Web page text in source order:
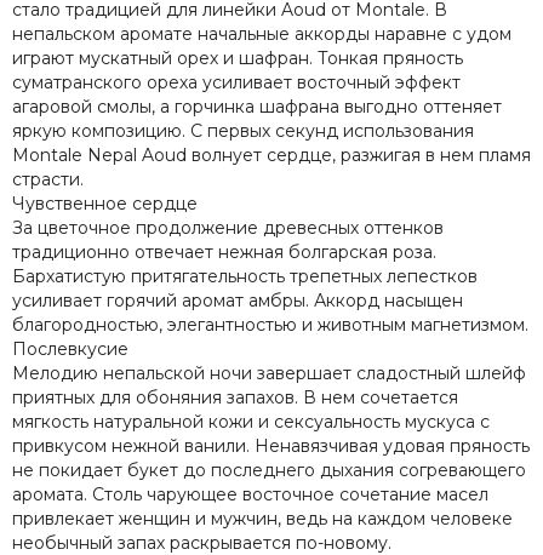
стало традицией для линейки Aoud от Montale. В
непальском аромате начальные аккорды наравне с удом
играют мускатный орех и шафран. Тонкая пряность
суматранского ореха усиливает восточный эффект
агаровой смолы, а горчинка шафрана выгодно оттеняет
яркую композицию. С первых секунд использования
Montale Nepal Aoud волнует сердце, разжигая в нем пламя
страсти.
Чувственное сердце
За цветочное продолжение древесных оттенков
традиционно отвечает нежная болгарская роза.
Бархатистую притягательность трепетных лепестков
усиливает горячий аромат амбры. Аккорд насыщен
благородностью, элегантностью и животным магнетизмом.
Послевкусие
Мелодию непальской ночи завершает сладостный шлейф
приятных для обоняния запахов. В нем сочетается
мягкость натуральной кожи и сексуальность мускуса с
привкусом нежной ванили. Ненавязчивая удовая пряность
не покидает букет до последнего дыхания согревающего
аромата. Столь чарующее восточное сочетание масел
привлекает женщин и мужчин, ведь на каждом человеке
необычный запах раскрывается по-новому.